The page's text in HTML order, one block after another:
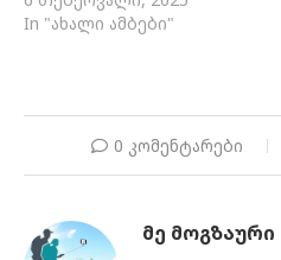
In "ახალი ამბები"
0 კომენტარები
ᲛᲔ ᲛᲝᲒᲖᲐᲣᲠᲘ